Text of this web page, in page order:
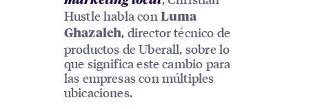
Hustle habla con Luma
Ghazaleh, director técnico de
productos de Uberall, sobre lo
que significa este cambio para
las empresas con múltiples
ubicaciones.